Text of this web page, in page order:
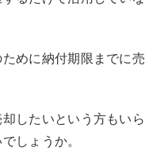
ために納付期限までに売
したいという方もいら
しょうか。